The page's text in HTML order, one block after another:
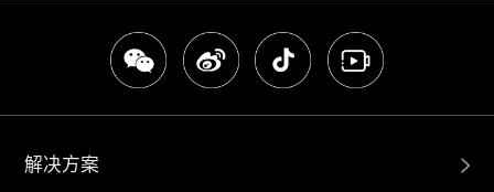
解决方案